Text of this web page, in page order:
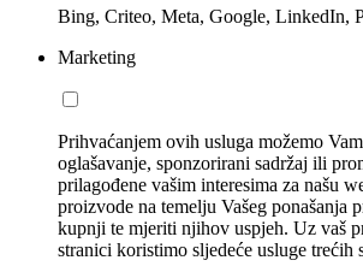
Bing, Criteo, Meta, Google, LinkedIn,
Marketing
Prihvaćanjem ovih usluga možemo
oglašavanje, sponzorirani sadržaj ili
prilagođene vašim interesima za našu
proizvode na temelju Vašeg ponašanja
kupnji te mjeriti njihov uspjeh. Uz vaš
stranici koristimo sljedeće usluge trećih